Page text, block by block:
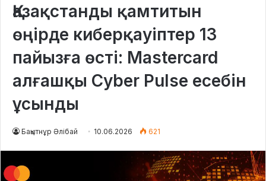
Қазақстанды қамтитын
өңірде киберқауіптер 13
пайызға өсті: Mastercard
алғашқы Cyber Pulse есебін
ұсынды
Бақытнұр Әлібай 10.06.2026 621